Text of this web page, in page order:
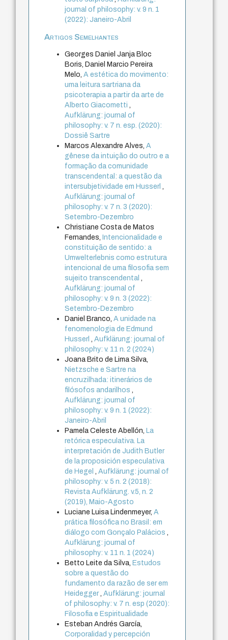
journal of philosophy: v. 9 n. 1
(2022): Janeiro-Abril
Artigos Semelhantes
Georges Daniel Janja Bloc
Boris, Daniel Marcio Pereira
Melo,A estética do movimento:
uma leitura sartriana da
psicoterapia a partir da arte de
Alberto Giacometti,
Aufklärung: journal of
philosophy: v. 7 n. esp. (2020):
Dossiê Sartre
Marcos Alexandre Alves,A
gênese da intuição do outro e a
formação da comunidade
transcendental: a questão da
intersubjetividade em Husserl,
Aufklärung: journal of
philosophy: v. 7 n. 3 (2020):
Setembro-Dezembro
Christiane Costa de Matos
Fernandes, Intencionalidade e
constituição de sentido: a
Umwelterlebnis como estrutura
intencional de uma filosofia sem
sujeito transcendental,
Aufklärung: journal of
philosophy: v. 9 n. 3 (2022):
Setembro-Dezembro
Daniel Branco,A unidade na
fenomenologia de Edmund
Husserl,Aufklärung: journal of
philosophy: v. 11 n. 2 (2024)
Joana Brito de Lima Silva,
Nietzsche e Sartre na
encruzilhada: itinerários de
filósofos andarilhos,
Aufklärung: journal of
philosophy: v. 9 n. 1 (2022):
Janeiro-Abril
Pamela Celeste Abellón, La
retórica especulativa. La
interpretación de Judith Butler
de la proposición especulativa
de Hegel,Aufklärung: journal of
philosophy: v. 5 n. 2 (2018):
Revista Aufklärung. v.5, n. 2
(2019), Maio-Agosto
Luciane Luisa Lindenmeyer,A
prática filosófica no Brasil: em
diálogo com Gonçalo Palácios,
Aufklärung: journal of
philosophy: v. 11 n. 1 (2024)
Betto Leite da Silva, Estudos
sobre a questão do
fundamento da razão de ser em
Heidegger,Aufklärung: journal
of philosophy: v. 7 n. esp (2020):
Filosofia e Espiritualidade
Esteban Andrés García,
Corporalidad y percepción